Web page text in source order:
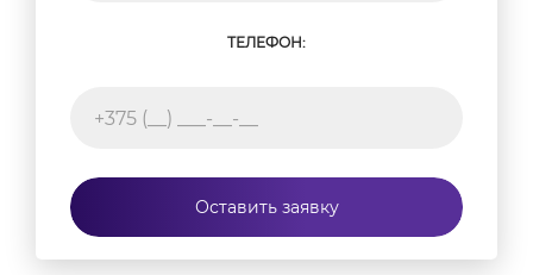
ТЕЛЕФОН:
Оставить заявку